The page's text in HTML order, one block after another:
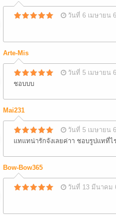
วันที่ 6 เมษายน
Arte-Mis
วันที่ 5 เมษายน
ชอบบบ
Mai231
วันที่ 5 เมษายน
แทแทน่ารักจังเลยค่าา ชอบรูปแทที่
Bow-Bow365
วันที่ 13 มีนาคม